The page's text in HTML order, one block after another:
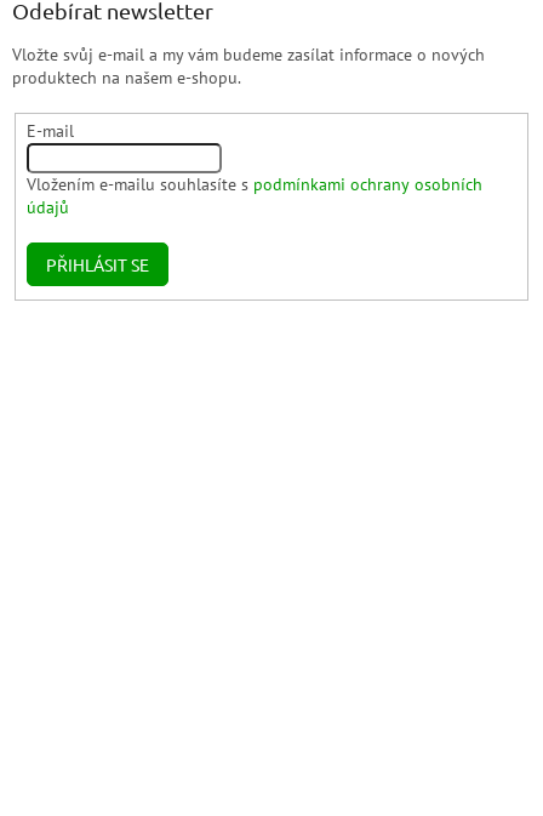
Odebírat newsletter
Vložte svůj e-mail a my vám budeme zasílat informace o nových
produktech na našem e-shopu.
E-mail
Vložením e-mailu souhlasíte s podmínkami ochrany osobních
údajů
PŘIHLÁSIT SE